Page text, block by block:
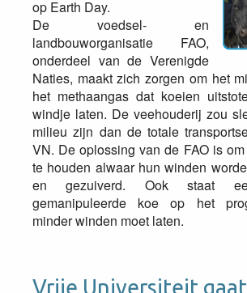
op Earth Day.
De voedsel- en
landbouworganisatie FAO,
onderdeel van de Verenigde
Naties, maakt zich zorgen om het
het methaangas dat koeien
windje laten. De veehouderij zou
milieu zijn dan de totale
VN. De oplossing van de FAO is
te houden alwaar hun winden
en gezuiverd. Ook staat
gemanipuleerde koe op het
minder winden moet laten.
Vrije Universiteit